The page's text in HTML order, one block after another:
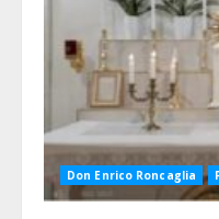
Don Enrico Roncaglia